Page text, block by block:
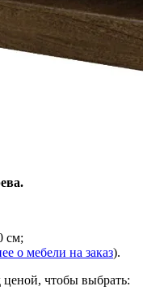
см;
о мебели на заказ).
ценой, чтобы выбрать: